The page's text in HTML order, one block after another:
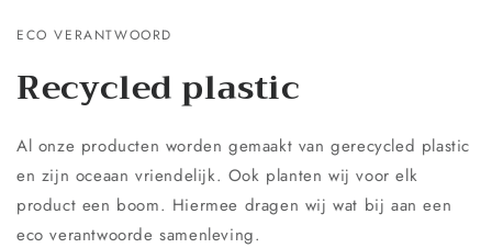
ECO VERANTWOORD
Recycled plastic
Al onze producten worden gemaakt van gerecycled plastic
en zijn oceaan vriendelijk. Ook planten wij voor elk
product een boom. Hiermee dragen wij wat bij aan een
eco verantwoorde samenleving.